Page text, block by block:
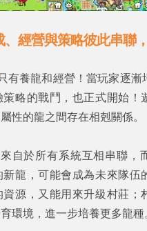
、經營與策略彼此串聯
只有養龍和經營！當玩家逐漸
策略的戰鬥，也正式開始！
性的龍之間存在相剋關係。
自於所有系統互相串聯，
龍，可能會成為未來隊伍
源，又能用來升級村莊；
環境，進一步培養更多龍種